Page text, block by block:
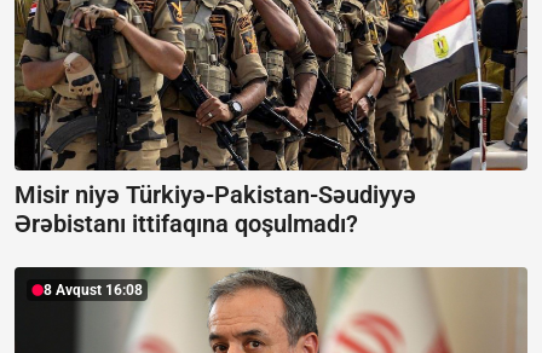
Misir niyə Türkiyə-Pakistan-Səudiyyə
Ərəbistanı ittifaqına qoşulmadı?
8 Avqust 16:08